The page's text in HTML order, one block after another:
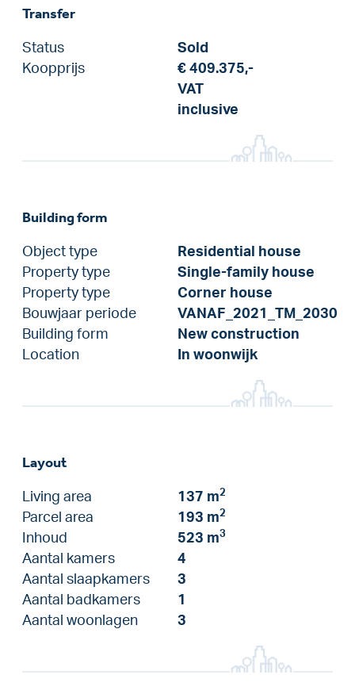
Transfer
Status
Sold
Koopprijs
€ 409.375,-
VAT
inclusive
Building form
Object type
Residential house
Property type
Single-family house
Property type
Corner house
Bouwjaar periode
VANAF_2021_TM_2030
Building form
New construction
Location
In woonwijk
Layout
Living area 137 m2
Parcel area 193 m2
Inhoud 523 m3
Aantal kamers
4
Aantal slaapkamers
3
Aantal badkamers
1
Aantal woonlagen
3